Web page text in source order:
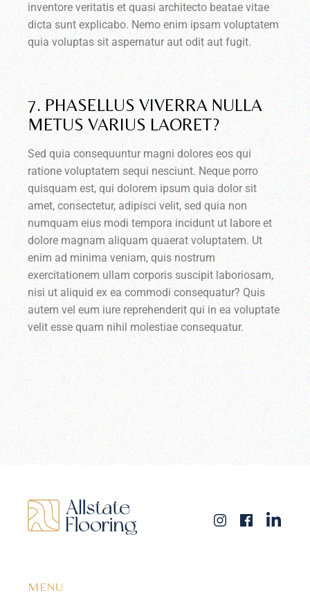
inventore veritatis et quasi architecto beatae vitae
dicta sunt explicabo. Nemo enim ipsam voluptatem
quia voluptas sit aspernatur aut odit aut fugit.
7. PHASELLUS VIVERRA NULLA
METUS VARIUS LAORET?
Sed quia consequuntur magni dolores eos qui
ratione voluptatem sequi nesciunt. Neque porro
quisquam est, qui dolorem ipsum quia dolor sit
amet, consectetur, adipisci velit, sed quia non
numquam eius modi tempora incidunt ut labore et
dolore magnam aliquam quaerat voluptatem. Ut
enim ad minima veniam, quis nostrum
exercitationem ullam corporis suscipit laboriosam,
nisi ut aliquid ex ea commodi consequatur? Quis
autem vel eum iure reprehenderit qui in ea voluptate
velit esse quam nihil molestiae consequatur.
MENU